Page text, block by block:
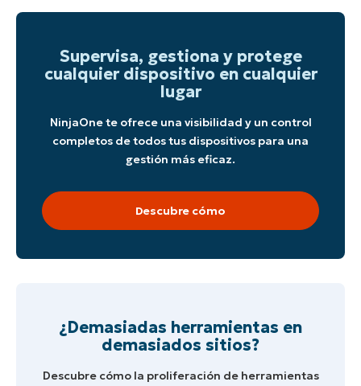
Supervisa, gestiona y protege
cualquier dispositivo en cualquier
lugar
NinjaOne te ofrece una visibilidad y un control
completos de todos tus dispositivos para una
gestión más eficaz.
Descubre cómo
¿Demasiadas herramientas en
demasiados sitios?
Descubre cómo la proliferación de herramientas